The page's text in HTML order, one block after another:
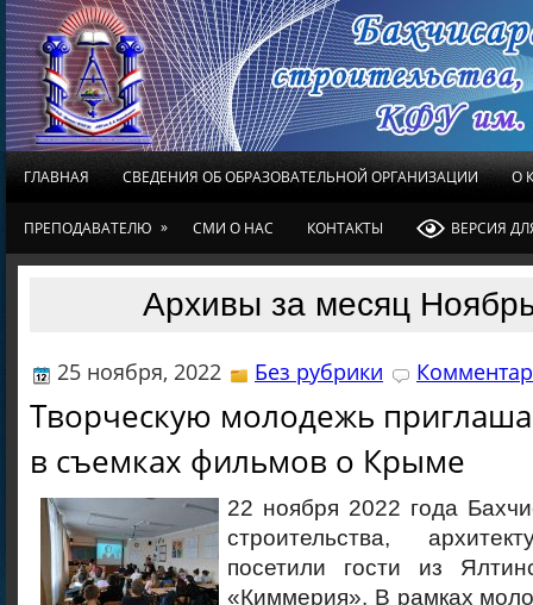
ГЛАВНАЯ СВЕДЕНИЯ ОБ ОБРАЗОВАТЕЛЬНОЙ ОРГАНИЗАЦИИ О
ПРЕПОДАВАТЕЛЮ » СМИ О НАС КОНТАКТЫ ВЕРСИЯ
Архивы за месяц
25 ноября, 2022 Без рубрики
Творческую молодежь
в съемках фильмов о Крыме
22 ноября 2022 года
строительства,
посетили гости из
«Киммерия». В рамках